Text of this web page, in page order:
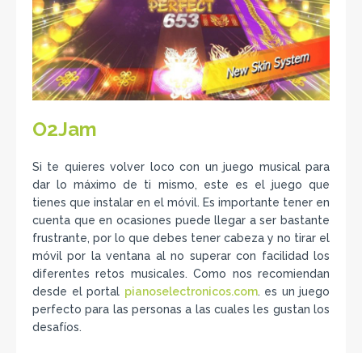
O2Jam
Si te quieres volver loco con un juego musical para
dar lo máximo de ti mismo, este es el juego que
tienes que instalar en el móvil. Es importante tener en
cuenta que en ocasiones puede llegar a ser bastante
frustrante, por lo que debes tener cabeza y no tirar el
móvil por la ventana al no superar con facilidad los
diferentes retos musicales. Como nos recomiendan
desde el portal pianoselectronicos.com. es un juego
perfecto para las personas a las cuales les gustan los
desafíos.